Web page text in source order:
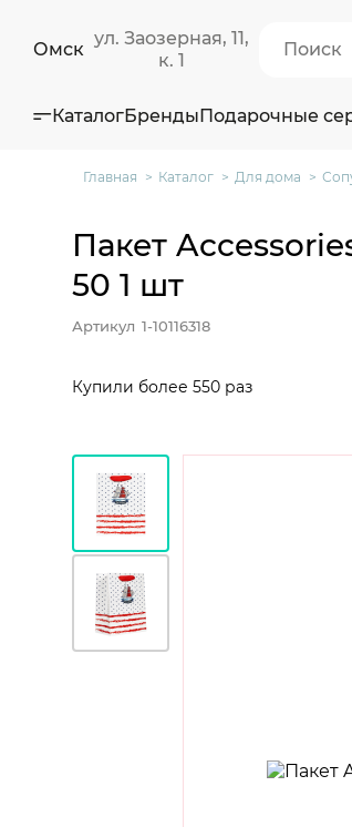
Омск
ул. Заозерная, 11,
к. 1
КаталогБрендыПодарочные
Главная Каталог Для дома
Пакет
50 1 шт
Артикул 1-10116318
Купили более 550 раз